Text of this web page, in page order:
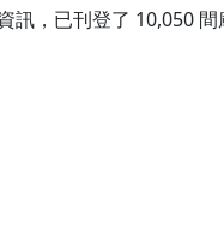
訊，已刊登了 10,050 間